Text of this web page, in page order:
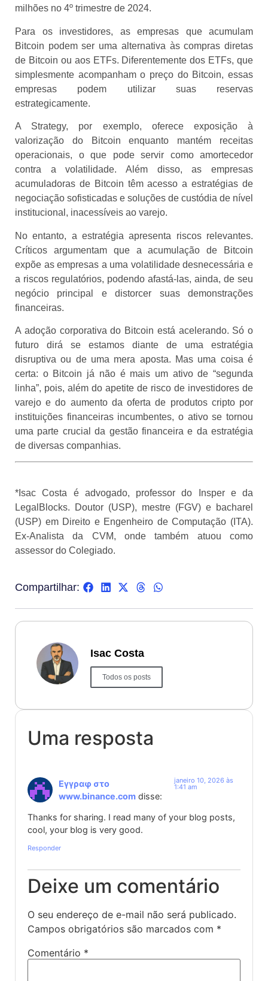
milhões no 4º trimestre de 2024.
Para os investidores, as empresas que acumulam
Bitcoin podem ser uma alternativa às compras diretas
de Bitcoin ou aos ETFs. Diferentemente dos ETFs, que
simplesmente acompanham o preço do Bitcoin, essas
empresas podem utilizar suas reservas
estrategicamente.
A Strategy, por exemplo, oferece exposição à
valorização do Bitcoin enquanto mantém receitas
operacionais, o que pode servir como amortecedor
contra a volatilidade. Além disso, as empresas
acumuladoras de Bitcoin têm acesso a estratégias de
negociação sofisticadas e soluções de custódia de nível
institucional, inacessíveis ao varejo.
No entanto, a estratégia apresenta riscos relevantes.
Críticos argumentam que a acumulação de Bitcoin
expõe as empresas a uma volatilidade desnecessária e
a riscos regulatórios, podendo afastá-las, ainda, de seu
negócio principal e distorcer suas demonstrações
financeiras.
A adoção corporativa do Bitcoin está acelerando. Só o
futuro dirá se estamos diante de uma estratégia
disruptiva ou de uma mera aposta. Mas uma coisa é
certa: o Bitcoin já não é mais um ativo de “segunda
linha”, pois, além do apetite de risco de investidores de
varejo e do aumento da oferta de produtos cripto por
instituições financeiras incumbentes, o ativo se tornou
uma parte crucial da gestão financeira e da estratégia
de diversas companhias.
*Isac Costa é advogado, professor do Insper e da
LegalBlocks. Doutor (USP), mestre (FGV) e bacharel
(USP) em Direito e Engenheiro de Computação (ITA).
Ex-Analista da CVM, onde também atuou como
assessor do Colegiado.
Compartilhar:
Isac Costa
Todos os posts
Uma resposta
Εγγραφ στο
www.binance.com disse:
janeiro 10, 2026 às
1:41 am
Thanks for sharing. I read many of your blog posts,
cool, your blog is very good.
Responder
Deixe um comentário
O seu endereço de e-mail não será publicado.
Campos obrigatórios são marcados com *
Comentário *